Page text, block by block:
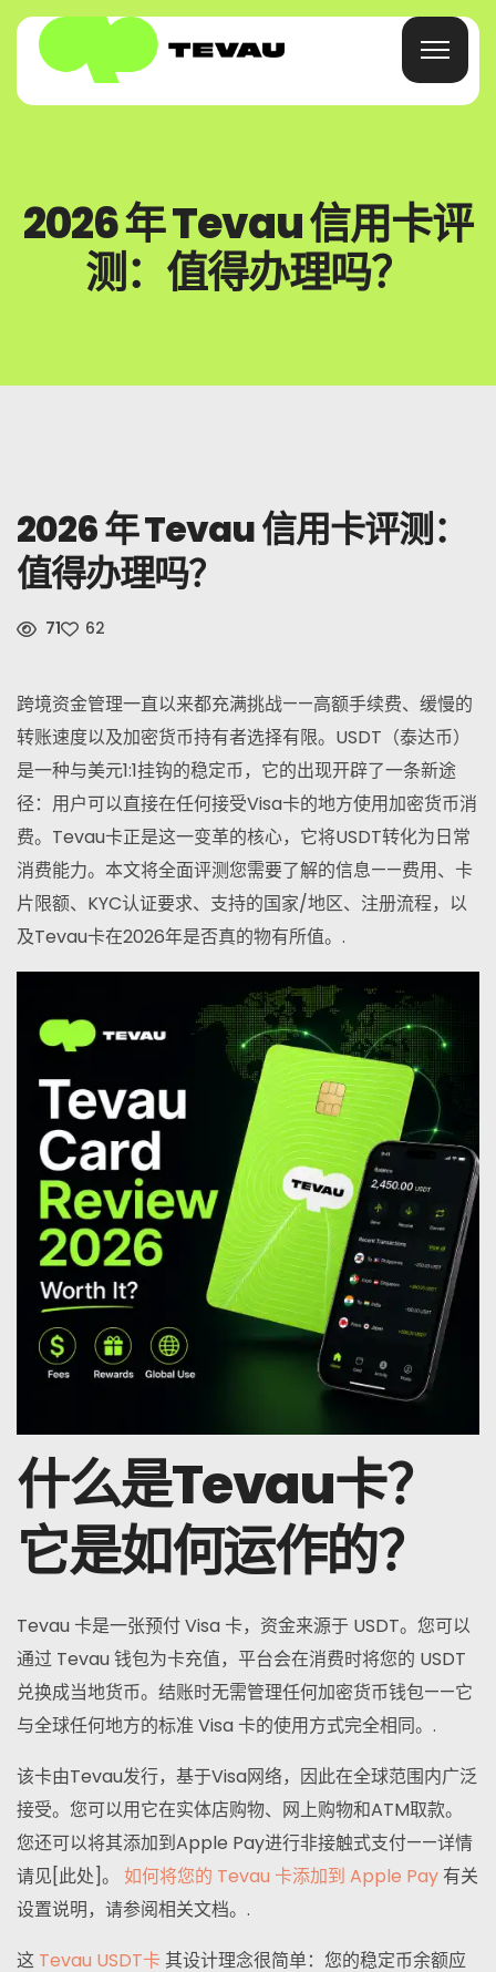
信用卡
消息
2026 年 Tevau 信用卡评
测：值得办理吗？
2026 年 Tevau 信用卡评测：
值得办理吗？
71 62
跨境资金管理一直以来都充满挑战——高额手续费、缓慢的
转账速度以及加密货币持有者选择有限。USDT（泰达币）
是一种与美元1:1挂钩的稳定币，它的出现开辟了一条新途
径：用户可以直接在任何接受Visa卡的地方使用加密货币消
费。Tevau卡正是这一变革的核心，它将USDT转化为日常
消费能力。本文将全面评测您需要了解的信息——费用、卡
片限额、KYC认证要求、支持的国家/地区、注册流程，以
及Tevau卡在2026年是否真的物有所值。.
什么是Tevau卡？
它是如何运作的？
Tevau 卡是一张预付 Visa 卡，资金来源于 USDT。您可以
通过 Tevau 钱包为卡充值，平台会在消费时将您的 USDT
兑换成当地货币。结账时无需管理任何加密货币钱包——它
与全球任何地方的标准 Visa 卡的使用方式完全相同。.
该卡由Tevau发行，基于Visa网络，因此在全球范围内广泛
接受。您可以用它在实体店购物、网上购物和ATM取款。
您还可以将其添加到Apple Pay进行非接触式支付——详情
请见[此处]。 如何将您的 Tevau 卡添加到 Apple Pay 有关
设置说明，请参阅相关文档。.
这 Tevau USDT卡 其设计理念很简单：您的稳定币余额应